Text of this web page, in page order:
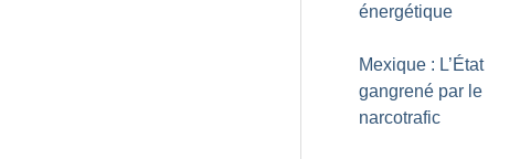
énergétique
Mexique : L’État
gangrené par le
narcotrafic